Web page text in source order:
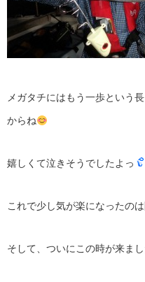
メガタチにはもう一歩という
からね
嬉しくて泣きそうでしたよっ
これで少し気が楽になったの
そして、ついにこの時が来まし